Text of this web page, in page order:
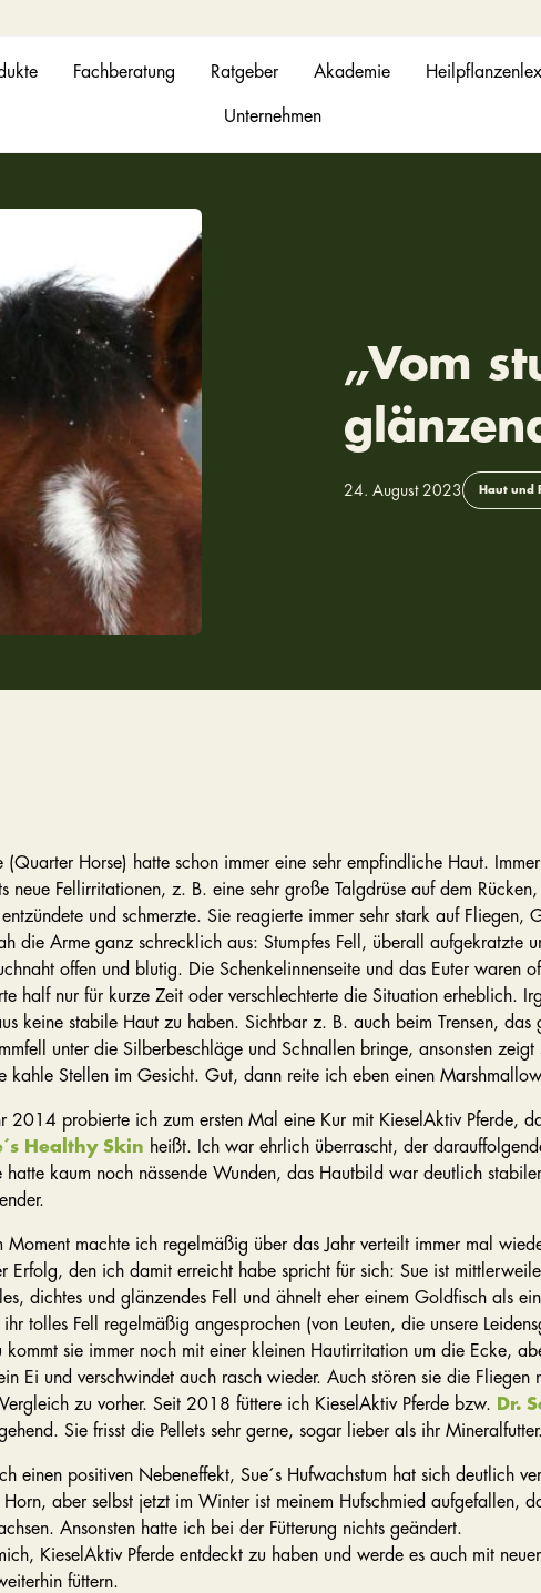
Fachberatung Ratgeber Akademie
Unternehmen
„Vom
24. August 2023 Haut und
(Quarter Horse) hatte schon immer eine sehr empfindliche Haut.
neue Fellirritationen, z. B. eine sehr große Talgdrüse auf dem
und schmerzte. Sie reagierte immer sehr stark auf Fliegen,
die Arme ganz schrecklich aus: Stumpfes Fell, überall aufgekratzte
offen und blutig. Die Schenkelinnenseite und das Euter waren
half nur für kurze Zeit oder verschlechterte die Situation erheblich.
keine stabile Haut zu haben. Sichtbar z. B. auch beim Trensen, das
unter die Silberbeschläge und Schnallen bringe, ansonsten zeigt
kahle Stellen im Gesicht. Gut, dann reite ich eben einen
2014 probierte ich zum ersten Mal eine Kur mit KieselAktiv Pferde,
Healthy Skin heißt. Ich war ehrlich überrascht, der
hatte kaum noch nässende Wunden, das Hautbild war deutlich
Moment machte ich regelmäßig über das Jahr verteilt immer mal
Erfolg, den ich damit erreicht habe spricht für sich: Sue ist
dichtes und glänzendes Fell und ähnelt eher einem Goldfisch als
tolles Fell regelmäßig angesprochen (von Leuten, die unsere
kommt sie immer noch mit einer kleinen Hautirritation um die Ecke,
Ei und verschwindet auch rasch wieder. Auch stören sie die Fliegen
zu vorher. Seit 2018 füttere ich KieselAktiv Pferde bzw.
Dr.
Sie frisst die Pellets sehr gerne, sogar lieber als ihr Mineralfutter.
einen positiven Nebeneffekt, Sue´s Hufwachstum hat sich deutlich
Horn, aber selbst jetzt im Winter ist meinem Hufschmied aufgefallen,
Ansonsten hatte ich bei der Fütterung nichts geändert.
KieselAktiv Pferde entdeckt zu haben und werde es auch mit
füttern.